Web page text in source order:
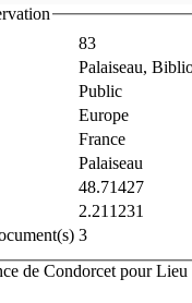
83
Palaiseau,
Public
Europe
France
Palaiseau
48.71427
2.211231
3
de Condorcet pour